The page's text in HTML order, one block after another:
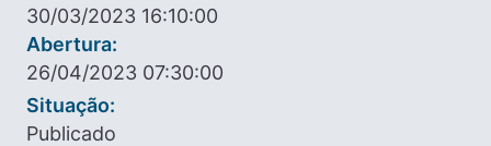
30/03/2023 16:10:00
Abertura:
26/04/2023 07:30:00
Situação:
Publicado